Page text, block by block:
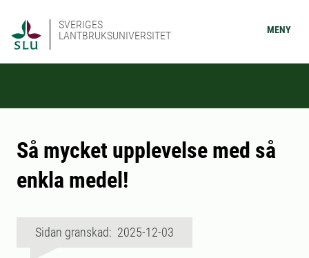
SVERIGES
LANTBRUKSUNIVERSITET
MENY
Så mycket upplevelse med så
enkla medel!
Sidan granskad: 2025-12-03